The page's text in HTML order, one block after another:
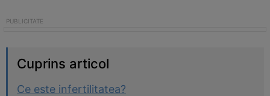
Cuprins articol
Ce este infertilitatea?